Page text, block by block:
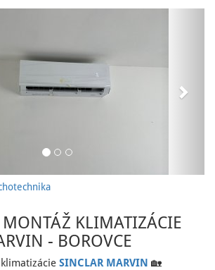
KLIMATIZÁCIE
- BOROVCE
SINCLAR MARVIN 🏡